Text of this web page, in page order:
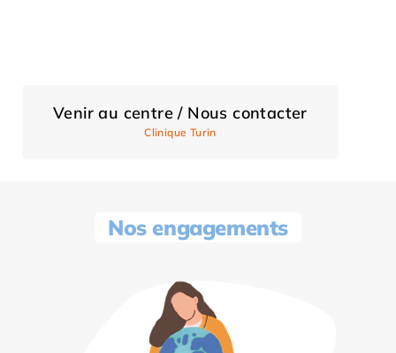
Venir au centre / Nous contacter
Clinique Turin
Nos engagements